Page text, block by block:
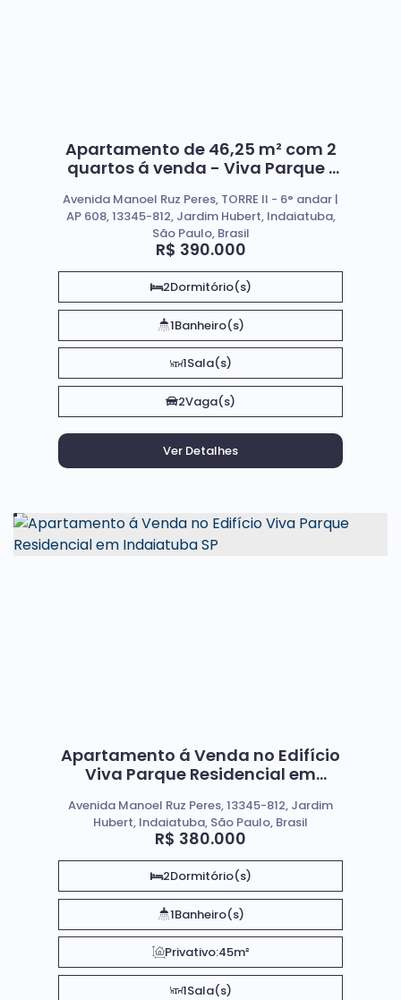
Apartamento de 46,25 m² com 2
quartos á venda - Viva Parque |
R$ 390.000
Avenida Manoel Ruz Peres, TORRE II - 6° andar |
AP 608, 13345-812, Jardim Hubert, Indaiatuba,
São Paulo, Brasil
2Dormitório(s)
1Banheiro(s)
1Sala(s)
2Vaga(s)
Apartamento á Venda no Edifício
Viva Parque Residencial em
R$ 380.000
Avenida Manoel Ruz Peres, 13345-812, Jardim
Hubert, Indaiatuba, São Paulo, Brasil
2Dormitório(s)
1Banheiro(s)
Privativo:45m²
1Sala(s)